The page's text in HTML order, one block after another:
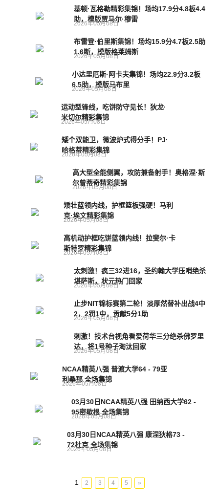
基顿·瓦格勒精彩集锦！场均17.9分4.8板4.4
助，模版贾马尔·穆雷
2026年05月08日
布雷登·伯里斯集锦！场均15.9分4.7板2.5助
1.6断，模版格莱姆斯
2026年05月08日
小达里厄斯·阿卡夫集锦！场均22.9分3.2板
6.5助，模版马布里
2026年05月08日
运动型锋线，吃饼防守见长！狄龙·
米切尔精彩集锦
2026年05月08日
矮个双能卫，微波炉式得分手！PJ·
哈格蒂精彩集锦
2026年05月08日
高大型全能侧翼，攻防兼备射手！奥格涅·斯
尔曾蒂奇精彩集锦
2026年05月08日
矮壮蓝领内线，护框篮板强硬！马利
克·埃文精彩集锦
2026年05月08日
高机动护框吃饼蓝领内线！拉斐尔·卡
斯特罗精彩集锦
2026年05月08日
太刺激！疯三32进16，圣约翰大学压哨绝杀
堪萨斯，状元热门回家
2026年05月08日
止步NIT锦标赛第二轮！淡厚然替补出战4中
2，2罚1中，贡献5分1助
2026年05月08日
刺激！技术台视角看爱荷华三分绝杀佛罗里
达，将1号种子淘汰回家
2026年05月08日
NCAA精英八强 普渡大学64 - 79亚
利桑那 全场集锦
2026年05月08日
03月30日NCAA精英八强 田纳西大学62 -
95密歇根 全场集锦
2026年05月08日
03月30日NCAA精英八强 康涅狄格73 -
72杜克 全场集锦
2026年05月08日
1 2 3 4 5 »